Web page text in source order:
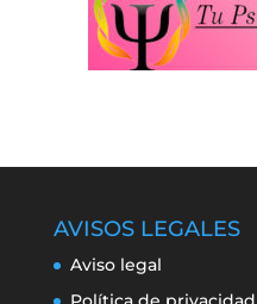
AVISOS LEGALES
Aviso legal